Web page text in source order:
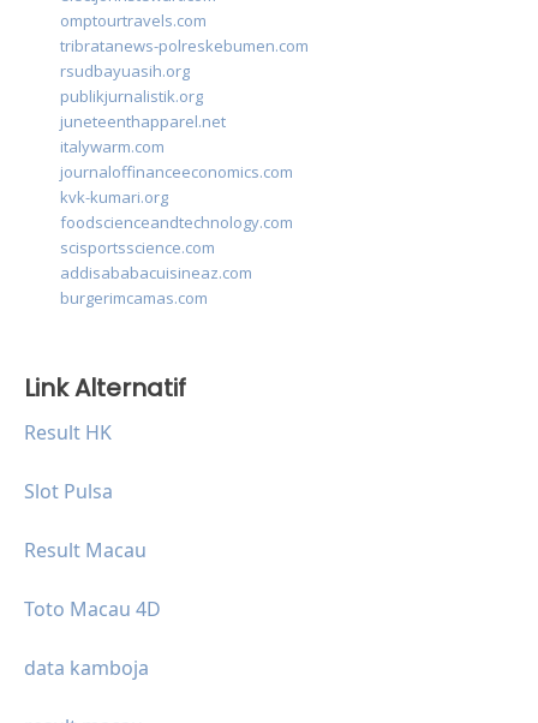
omptourtravels.com
tribratanews-polreskebumen.com
rsudbayuasih.org
publikjurnalistik.org
juneteenthapparel.net
italywarm.com
journaloffinanceeconomics.com
kvk-kumari.org
foodscienceandtechnology.com
scisportsscience.com
addisababacuisineaz.com
burgerimcamas.com
Link Alternatif
Result HK
Slot Pulsa
Result Macau
Toto Macau 4D
data kamboja